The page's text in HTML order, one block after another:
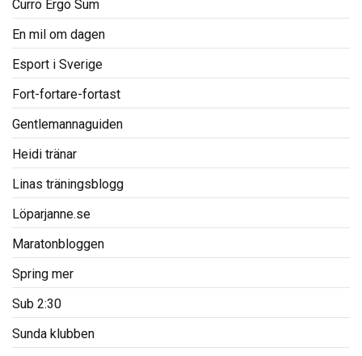
Curro Ergo Sum
En mil om dagen
Esport i Sverige
Fort-fortare-fortast
Gentlemannaguiden
Heidi tränar
Linas träningsblogg
Löparjanne.se
Maratonbloggen
Spring mer
Sub 2:30
Sunda klubben